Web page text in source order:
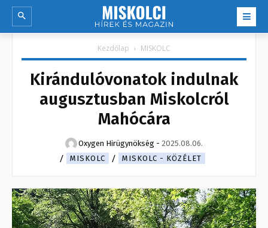
Kezdőlap MISKOLC
Kirándulóvonatok indulnak
augusztusban Miskolcról
Mahócára
Oxygen Hirügynökség - 2025.08.06.
MISKOLC
MISKOLC - KÖZÉLET